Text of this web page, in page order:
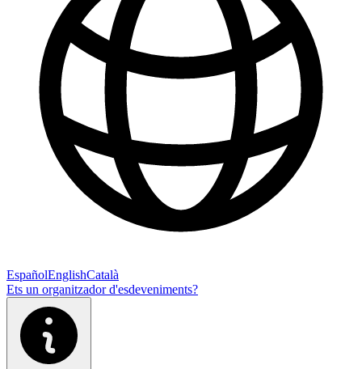
EspañolEnglishCatalà
Ets un organitzador d'esdeveniments?